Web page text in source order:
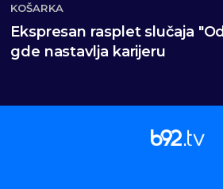
KOŠARKA
Ekspresan rasplet slučaja
gde nastavlja karijeru